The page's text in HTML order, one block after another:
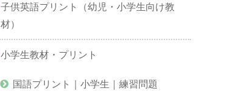
子供英語プリント（幼児・小学生向け教
材）
小学生教材・プリント
国語プリント｜小学生｜練習問題